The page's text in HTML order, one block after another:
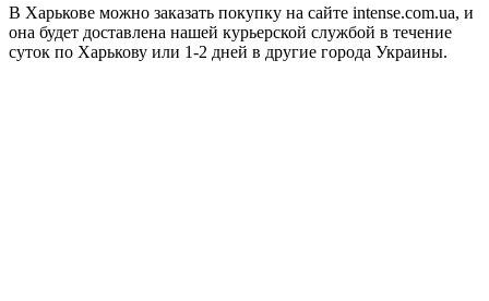
В Харькове можно заказать покупку на сайте intense.com.ua, и
она будет доставлена нашей курьерской службой в течение
суток по Харькову или 1-2 дней в другие города Украины.